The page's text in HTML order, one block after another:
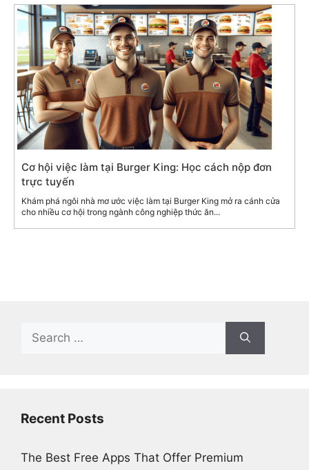
Cơ hội việc làm tại Burger King: Học cách nộp đơn
trực tuyến
Khám phá ngôi nhà mơ ước việc làm tại Burger King mở ra cánh cửa
cho nhiều cơ hội trong ngành công nghiệp thức ăn...
for:
Recent Posts
The Best Free Apps That Offer Premium